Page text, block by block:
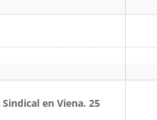
en Viena. 25